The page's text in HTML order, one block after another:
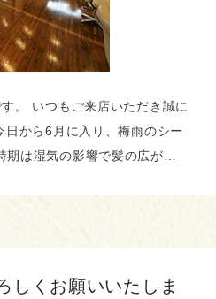
。 いつもご来店いただき誠に
から6月に入り、梅雨のシー
期は湿気の影響で髪の広が…
しくお願いいたしま